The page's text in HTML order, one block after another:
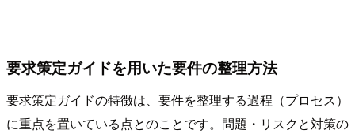
要求策定ガイドを用いた要件の整理方法
要求策定ガイドの特徴は、要件を整理する過程（プロセス）
に重点を置いている点とのことです。問題・リスクと対策の